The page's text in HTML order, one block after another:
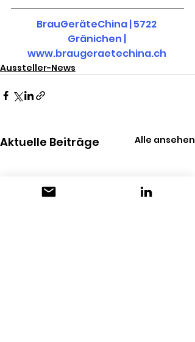
BrauGeräteChina | 5722
Gränichen |
www.braugeraetechina.ch
Aussteller-News
Aktuelle Beiträge Alle ansehen